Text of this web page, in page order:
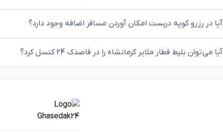
آیا در رزرو کوپه دربست امکان آوردن مسافر اضافه وجود دارد؟
آیا می‌توان بلیط قطار ملایر کرمانشاه را در قاصدک 24 کنسل کرد؟